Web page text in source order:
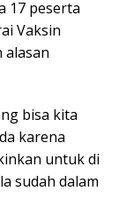
17 peserta
Vaksin
alasan
bisa kita
karena
untuk di
sudah dalam